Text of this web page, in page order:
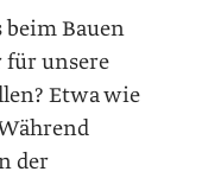
beim Bauen
unsere
Etwa wie
der